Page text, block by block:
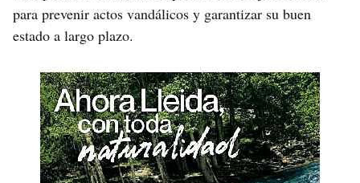
para prevenir actos vandálicos y garantizar su buen
estado a largo plazo.